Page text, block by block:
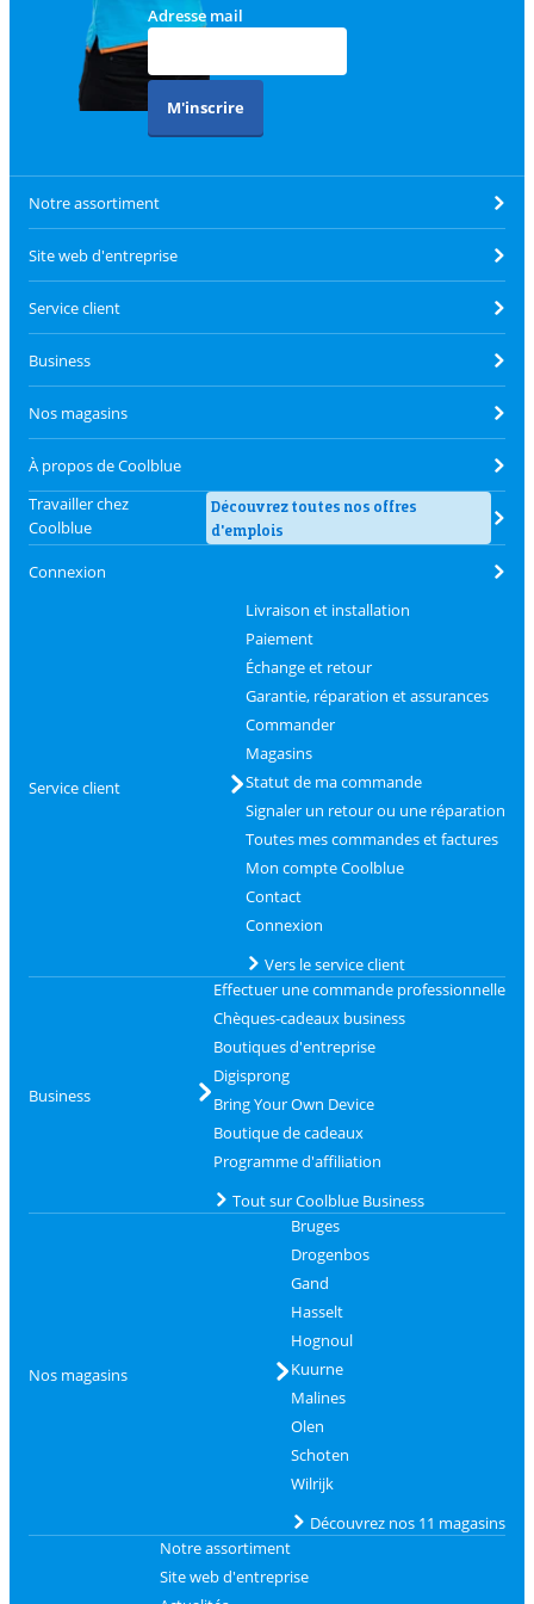
Adresse mail
M'inscrire
Notre assortiment
Site web d'entreprise
Service client
Business
Nos magasins
À propos de Coolblue
Travailler chez
Coolblue
Découvrez toutes nos offres
d'emplois
Connexion
Service client
Livraison et installation
Paiement
Échange et retour
Garantie, réparation et assurances
Commander
Magasins
Statut de ma commande
Signaler un retour ou une réparation
Toutes mes commandes et factures
Mon compte Coolblue
Contact
Connexion
Vers le service client
Business
Effectuer une commande professionnelle
Chèques-cadeaux business
Boutiques d'entreprise
Digisprong
Bring Your Own Device
Boutique de cadeaux
Programme d'affiliation
Tout sur Coolblue Business
Nos magasins
Bruges
Drogenbos
Gand
Hasselt
Hognoul
Kuurne
Malines
Olen
Schoten
Wilrijk
Découvrez nos 11 magasins
Notre assortiment
Site web d'entreprise